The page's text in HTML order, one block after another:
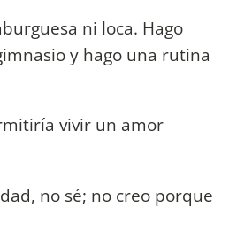
ni loca. Hago
y hago una rutina
vivir un amor
no sé; no creo porque